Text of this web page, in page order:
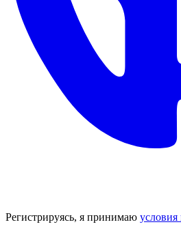
Регистрируясь, я принимаю условия